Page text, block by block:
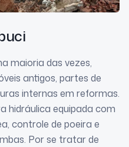
maioria das vezes,
antigos, partes de
internas em reformas.
hidráulica equipada com
controle de poeira e
Por se tratar de